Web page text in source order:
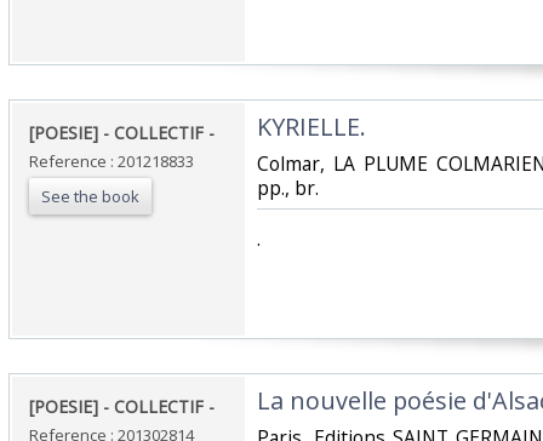
‎[POESIE] - COLLECTIF - ‎
Reference : 201218833
See the book
‎KYRIELLE. ‎
‎Colmar, LA PLUME
pp., br.‎
‎.‎
‎[POESIE] - COLLECTIF - ‎
Reference : 201302814
‎La nouvelle poésie